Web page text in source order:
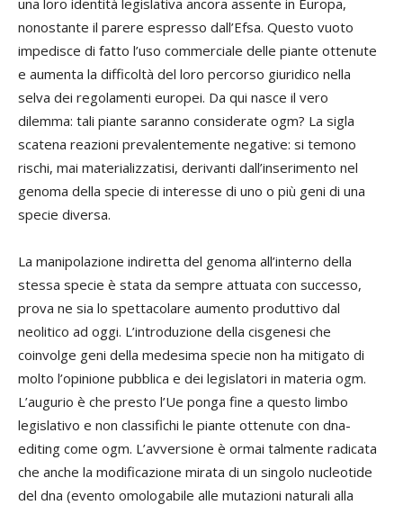
una loro identità legislativa ancora assente in Europa,
nonostante il parere espresso dall’Efsa. Questo vuoto
impedisce di fatto l’uso commerciale delle piante ottenute
e aumenta la difficoltà del loro percorso giuridico nella
selva dei regolamenti europei. Da qui nasce il vero
dilemma: tali piante saranno considerate ogm? La sigla
scatena reazioni prevalentemente negative: si temono
rischi, mai materializzatisi, derivanti dall’inserimento nel
genoma della specie di interesse di uno o più geni di una
specie diversa.
La manipolazione indiretta del genoma all’interno della
stessa specie è stata da sempre attuata con successo,
prova ne sia lo spettacolare aumento produttivo dal
neolitico ad oggi. L’introduzione della cisgenesi che
coinvolge geni della medesima specie non ha mitigato di
molto l’opinione pubblica e dei legislatori in materia ogm.
L’augurio è che presto l’Ue ponga fine a questo limbo
legislativo e non classifichi le piante ottenute con dna-
editing come ogm. L’avversione è ormai talmente radicata
che anche la modificazione mirata di un singolo nucleotide
del dna (evento omologabile alle mutazioni naturali alla